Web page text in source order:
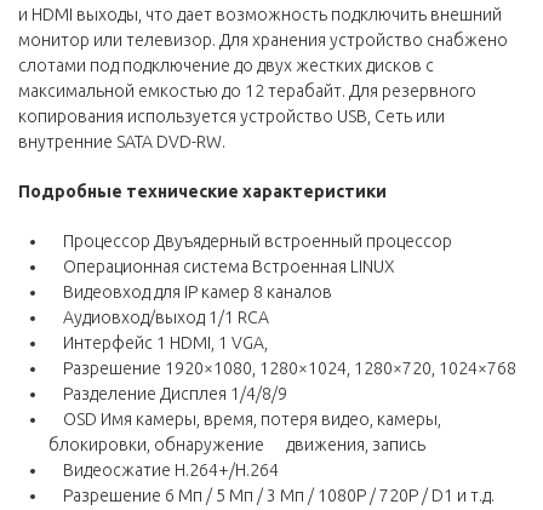
и HDMI выходы, что дает возможность подключить внешний
монитор или телевизор. Для хранения устройство снабжено
слотами под подключение до двух жестких дисков с
максимальной емкостью до 12 терабайт. Для резервного
копирования используется устройство USB, Сеть или
внутренние SATA DVD-RW.
Подробные технические характеристики
Процессор Двуъядерный встроенный процессор
Операционная система Встроенная LINUX
Видеовход для IP камер 8 каналов
Аудиовход/выход 1/1 RCA
Интерфейс 1 HDMI, 1 VGA,
Разрешение 1920×1080, 1280×1024, 1280×720, 1024×768
Разделение Дисплея 1/4/8/9
OSD Имя камеры, время, потеря видео, камеры,
блокировки, обнаружение движения, запись
Видеосжатие H.264+/H.264
Разрешение 6 Мп / 5 Mп / 3 Mп / 1080P / 720P / D1 и т.д.